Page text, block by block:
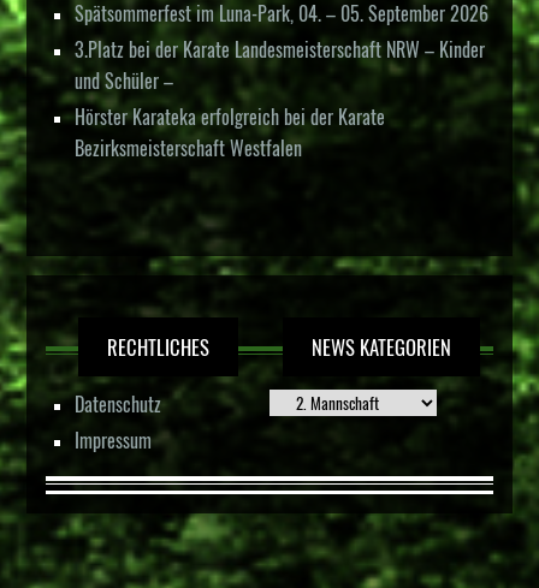
Spätsommerfest im Luna-Park, 04. – 05. September 2026
3.Platz bei der Karate Landesmeisterschaft NRW – Kinder
und Schüler –
Hörster Karateka erfolgreich bei der Karate
Bezirksmeisterschaft Westfalen
RECHTLICHES
Datenschutz
Impressum
NEWS KATEGORIEN